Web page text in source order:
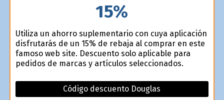
15%
Utiliza un ahorro suplementario con cuya aplicación
disfrutarás de un 15% de rebaja al comprar en este
famoso web site. Descuento solo aplicable para
pedidos de marcas y artículos seleccionados.
Código descuento Douglas